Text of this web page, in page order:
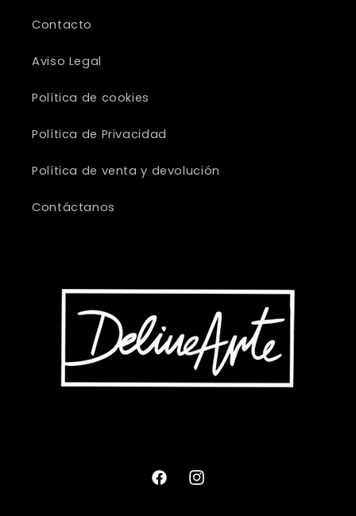
Contacto
Aviso Legal
Política de cookies
Política de Privacidad
Política de venta y devolución
Contáctanos
FacebookInstagram